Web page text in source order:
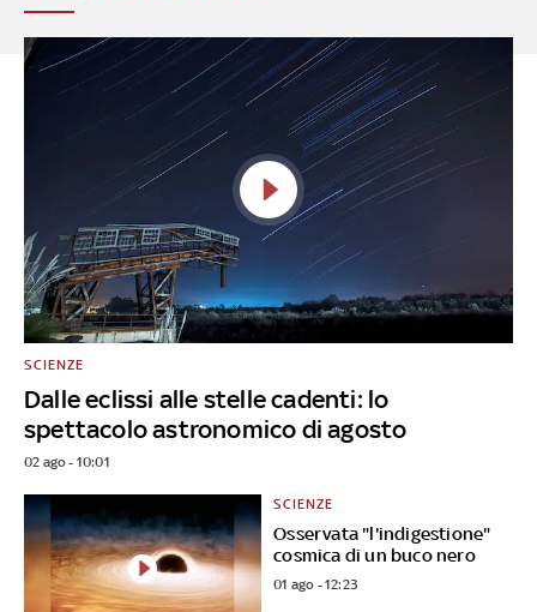
Dalle eclissi alle stelle cadenti: lo
spettacolo astronomico di agosto
SCIENZE
02 ago - 10:01
Osservata "l'indigestione"
cosmica di un buco nero
SCIENZE
01 ago - 12:23